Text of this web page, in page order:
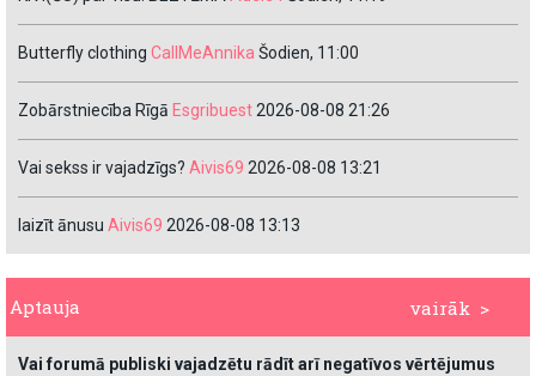
Butterfly clothing CallMeAnnika Šodien, 11:00
Zobārstniecība Rīgā Esgribuest2026-08-08 21:26
Vai sekss ir vajadzīgs? Aivis69 2026-08-08 13:21
laizīt ānusu Aivis69 2026-08-08 13:13
vairāk >
Aptauja
Vai forumā publiski vajadzētu rādīt arī negatīvos vērtējumus